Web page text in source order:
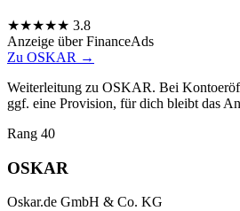
★★★★★ 3.8
Anzeige über FinanceAds
Zu OSKAR →
Weiterleitung zu OSKAR. Bei
ggf. eine Provision, für dich bleibt das
Rang 40
OSKAR
Oskar.de GmbH & Co. KG